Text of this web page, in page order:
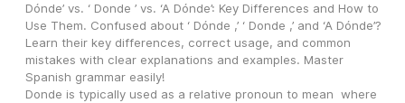
Dónde’ vs. ‘ Donde ’ vs. ‘A Dónde’: Key Differences and How to
Use Them. Confused about ‘ Dónde ,’ ‘ Donde ,’ and ‘A Dónde’?
Learn their key differences, correct usage, and common
mistakes with clear explanations and examples. Master
Spanish grammar easily!
Donde is typically used as a relative pronoun to mean  where